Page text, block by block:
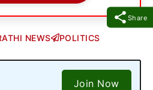
Share
NEWS POLITICS
Join Now